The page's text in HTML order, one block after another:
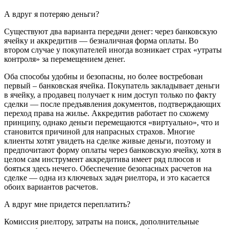
А вдруг я потеряю деньги?
Существуют два варианта передачи денег: через банковскую
ячейку и аккредитив — безналичная форма оплаты. Во
втором случае у покупателей иногда возникает страх «утраты
контроля» за перемещением денег.
Оба способы удобны и безопасны, но более востребован
первый – банковская ячейка. Покупатель закладывает деньги
в ячейку, а продавец получает к ним доступ только по факту
сделки — после предъявления документов, подтверждающих
переход права на жилье. Аккредитив работает по схожему
принципу, однако деньги перемещаются «виртуально», что и
становится причиной для напрасных страхов. Многие
клиенты хотят увидеть на сделке живые деньги, поэтому и
предпочитают форму оплаты через банковскую ячейку, хотя в
целом сам инструмент аккредитива имеет ряд плюсов и
бояться здесь нечего. Обеспечение безопасных расчетов на
сделке — одна из ключевых задач риелтора, и это касается
обоих вариантов расчетов.
А вдруг мне придется переплатить?
Комиссия риелтору, затраты на поиск, дополнительные